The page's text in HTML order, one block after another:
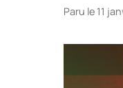
Paru le 11